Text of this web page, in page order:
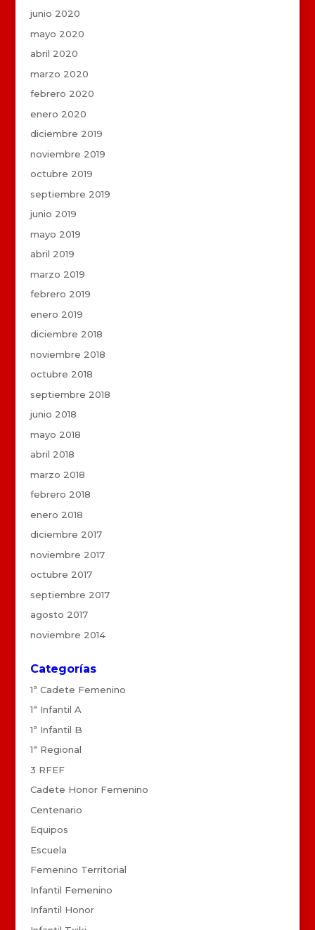
junio 2020
mayo 2020
abril 2020
marzo 2020
febrero 2020
enero 2020
diciembre 2019
noviembre 2019
octubre 2019
septiembre 2019
junio 2019
mayo 2019
abril 2019
marzo 2019
febrero 2019
enero 2019
diciembre 2018
noviembre 2018
octubre 2018
septiembre 2018
junio 2018
mayo 2018
abril 2018
marzo 2018
febrero 2018
enero 2018
diciembre 2017
noviembre 2017
octubre 2017
septiembre 2017
agosto 2017
noviembre 2014
Categorías
1ª Cadete Femenino
1ª Infantil A
1ª Infantil B
1ª Regional
3 RFEF
Cadete Honor Femenino
Centenario
Equipos
Escuela
Femenino Territorial
Infantil Femenino
Infantil Honor